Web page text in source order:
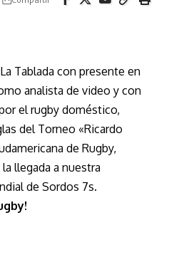
Tablada con presente en
analista de video y con
el rugby doméstico,
del Torneo «Ricardo
de Rugby,
la llegada a nuestra
de Sordos 7s.